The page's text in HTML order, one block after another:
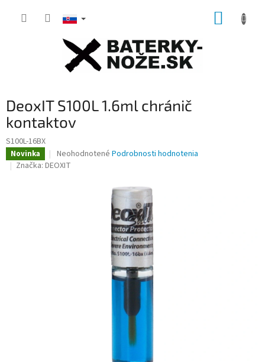
DeoxIT S100L 1.6ml chránič
kontaktov
S100L-16BX
Novinka
Priemerné
hodnotenie
Neohodnotené Podrobnosti hodnotenia
Značka: DEOXIT